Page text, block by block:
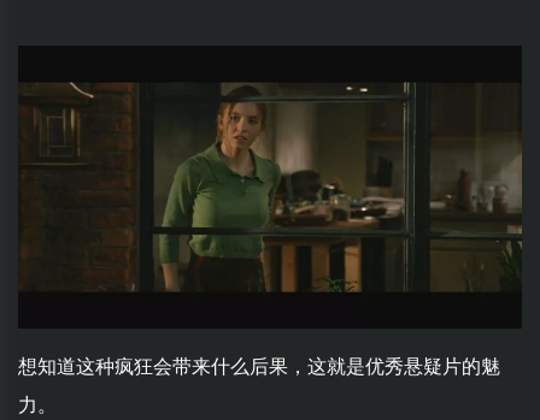
想知道这种疯狂会带来什么后果，这就是优秀悬疑片的魅
力。